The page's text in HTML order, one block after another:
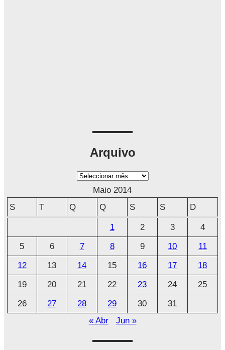
Arquivo
A
v
o
Maio 2014
S
T Q Q S S D
1 2 3
4
5
6 7 8 9 10
11
12
13 14 15 16 17
18
19
20 21 22 23 24
25
26
27 28 29 30
31
« Abr
Jun »